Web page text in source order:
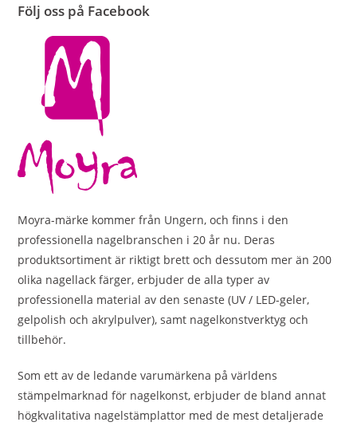
Följ oss på Facebook
Moyra-märke kommer från Ungern, och finns i den
professionella nagelbranschen i 20 år nu. Deras
produktsortiment är riktigt brett och dessutom mer än 200
olika nagellack färger, erbjuder de alla typer av
professionella material av den senaste (UV / LED-geler,
gelpolish och akrylpulver), samt nagelkonstverktyg och
tillbehör.
Som ett av de ledande varumärkena på världens
stämpelmarknad för nagelkonst, erbjuder de bland annat
högkvalitativa nagelstämplattor med de mest detaljerade